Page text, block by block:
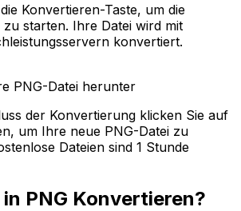
Konvertieren-Taste, um die
starten. Ihre Datei wird mit
konvertiert.
PNG-Datei herunter
der Konvertierung klicken Sie auf
um Ihre neue PNG-Datei zu
Dateien sind 1 Stunde
PNG Konvertieren?